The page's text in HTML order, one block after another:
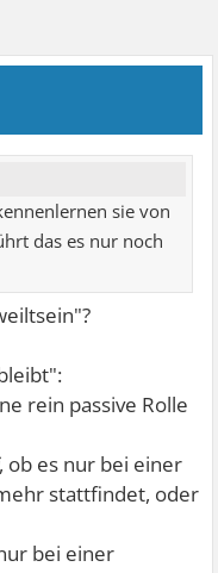
sie von
das es nur noch
rein passive Rolle
, ob es nur bei einer
stattfindet, oder
bei einer